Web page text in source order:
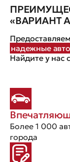
«ВАРИАНТ
надежные
Найдите у нас
Более 1 000
города